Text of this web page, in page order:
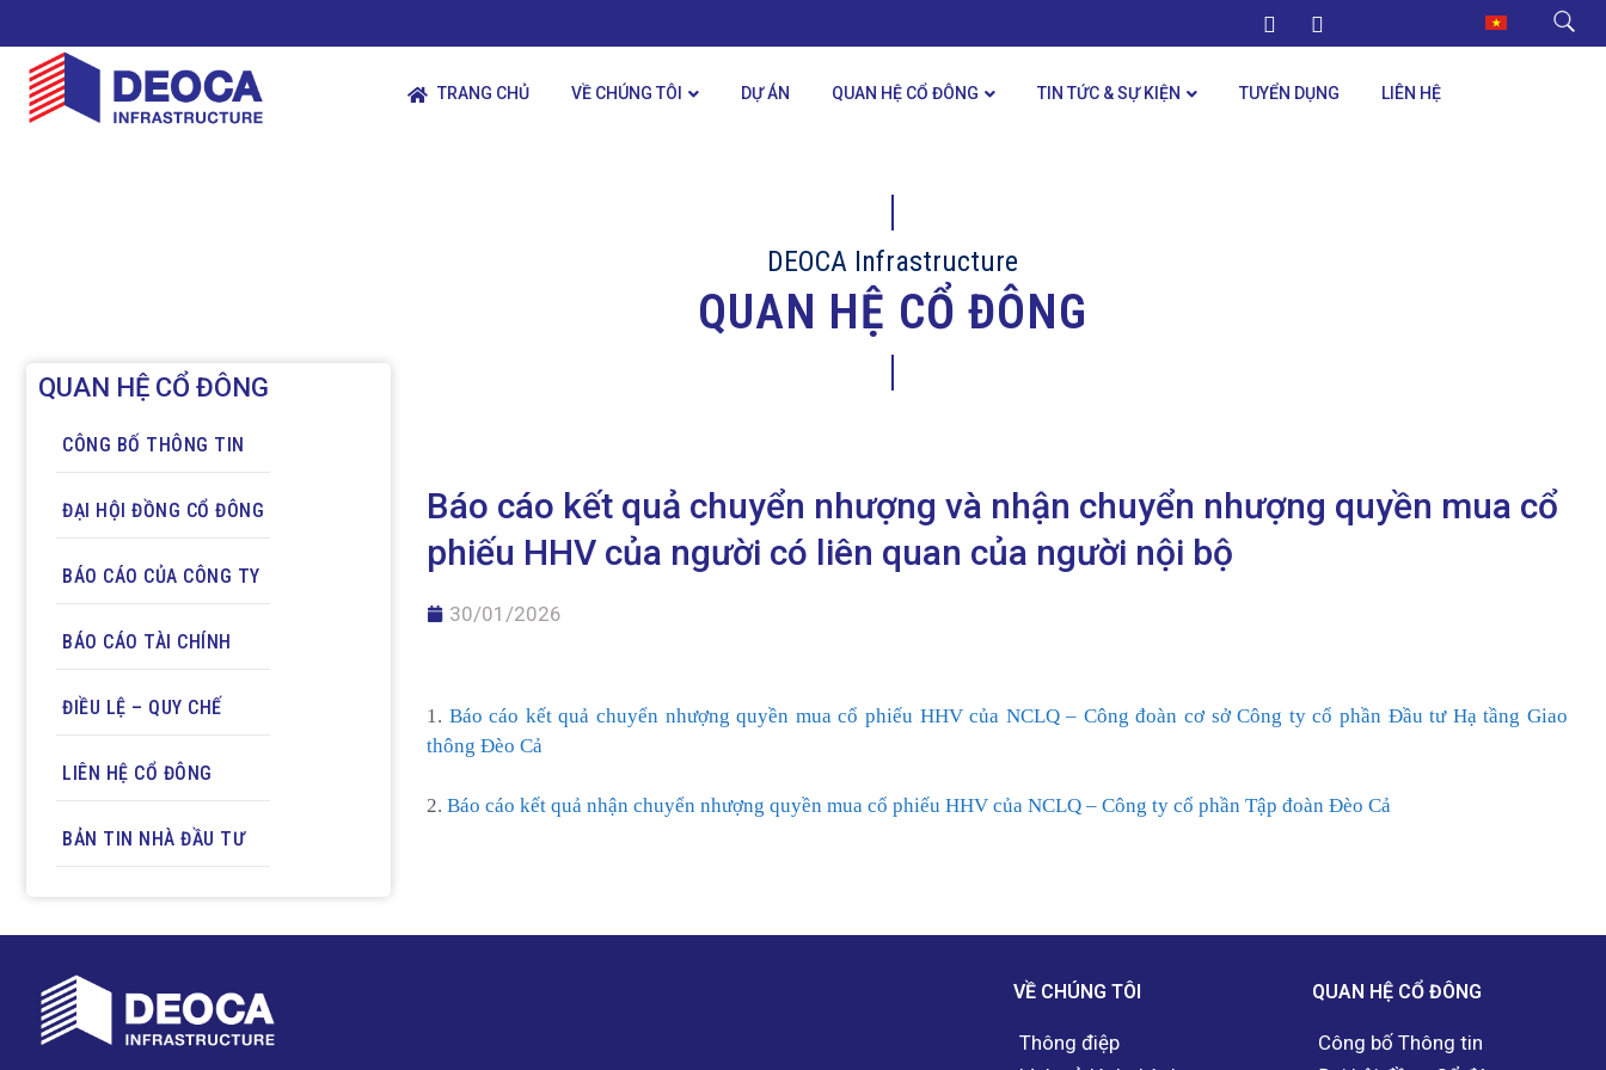
TRANG CHỦ VỀ CHÚNG TÔI DỰ ÁN QUAN HỆ CỔ ĐÔNG TIN TỨC & SỰ KIỆN TUYỂN DỤNG LIÊN HỆ
DEOCA Infrastructure
QUAN HỆ CỔ ĐÔNG
QUAN HỆ CỔ ĐÔNG
CÔNG BỐ THÔNG TIN
ĐẠI HỘI ĐỒNG CỔ ĐÔNG
BÁO CÁO CỦA CÔNG TY
BÁO CÁO TÀI CHÍNH
ĐIỀU LỆ – QUY CHẾ
LIÊN HỆ CỔ ĐÔNG
BẢN TIN NHÀ ĐẦU TƯ
Báo cáo kết quả chuyển nhượng và nhận chuyển nhượng quyền mua cổ
phiếu HHV của người có liên quan của người nội bộ
30/01/2026
1. Báo cáo kết quả chuyển nhượng quyền mua cổ phiếu HHV của NCLQ – Công đoàn cơ sở Công ty cổ phần Đầu tư Hạ tầng Giao
thông Đèo Cả
2. Báo cáo kết quả nhận chuyển nhượng quyền mua cổ phiếu HHV của NCLQ – Công ty cổ phần Tập đoàn Đèo Cả
VỀ CHÚNG TÔI
Thông điệp
QUAN HỆ CỔ ĐÔNG
Công bố Thông tin